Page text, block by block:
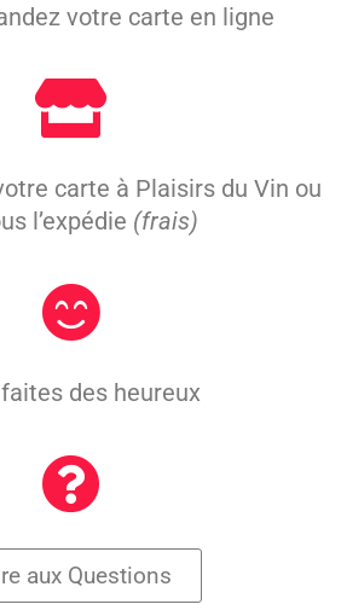
votre carte en ligne
carte à Plaisirs du Vin ou
l’expédie (frais)
des heureux
aux Questions